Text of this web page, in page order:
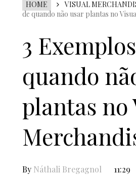
HOME VISUAL
de quando não usar plantas no
3
quando
plantas no
By Náthali Bregagnol 11:29